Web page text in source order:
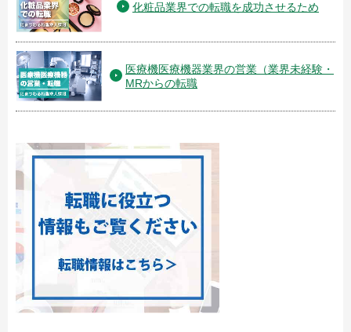
化粧品業界での転職を成功させるため
医療機医療機器業界の営業（業界未経験・
MRからの転職